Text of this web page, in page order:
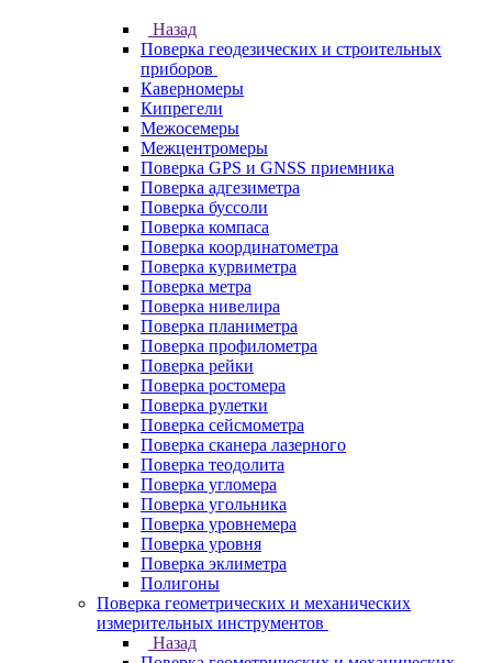
Назад
Поверка геодезических и строительных
приборов
Каверномеры
Кипрегели
Межосемеры
Межцентромеры
Поверка GPS и GNSS приемника
Поверка адгезиметра
Поверка буссоли
Поверка компаса
Поверка координатометра
Поверка курвиметра
Поверка метра
Поверка нивелира
Поверка планиметра
Поверка профилометра
Поверка рейки
Поверка ростомера
Поверка рулетки
Поверка сейсмометра
Поверка сканера лазерного
Поверка теодолита
Поверка угломера
Поверка угольника
Поверка уровнемера
Поверка уровня
Поверка эклиметра
Полигоны
Поверка геометрических и механических
измерительных инструментов
Назад